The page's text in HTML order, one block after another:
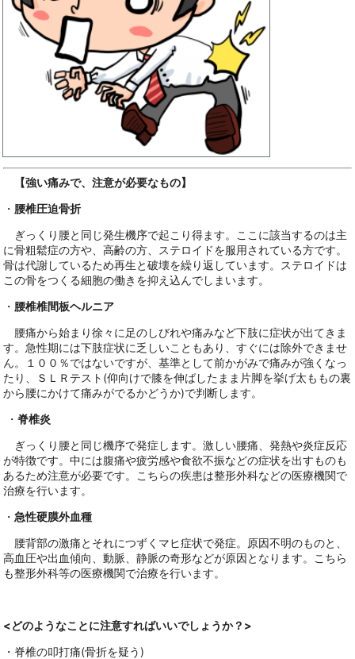
【強い痛みで、注意が必要なもの】
・ 腰椎圧迫骨折
ぎっくり腰と同じ発生機序で起こり得ます。ここに該当するのは主
に骨粗鬆症の方や、高齢の方、ステロイドを服用されている方です。
骨は代謝しているため再生と破壊を繰り返しています。ステロイドは
この骨をつくる細胞の働きを抑え込んでしまいます。
・ 腰椎椎間板ヘルニア
腰痛から始まり徐々に足のしびれや痛みなど下肢に症状が出てきま
す。急性期には下肢症状に乏しいこともあり、すぐには除外できませ
ん。１００％ではないですが、基準として前かがみで痛みが強くなっ
たり、ＳＬＲテスト(仰向けで膝を伸ばしたまま片脚を挙げ太ももの裏
から腰にかけて痛みがでるかどうか)で判断します。
・脊椎炎
ぎっくり腰と同じ機序で発症します。激しい腰痛、発熱や炎症反応
が特徴です。中には腹痛や疲労感や食欲不振などの症状を出すものも
あるため注意が必要です。こちらの疾患は整形外科などの医療機関で
治療を行います。
・急性硬膜外血種
腰背部の激痛とそれにつずくマヒ症状で発症。原因不明のものと、
高血圧や出血傾向、動脈、静脈の奇形などが原因となります。こちら
も整形外科等の医療機関で治療を行います。
<どのようなことに注意すればいいでしょうか？>
・脊椎の叩打痛(骨折を疑う)